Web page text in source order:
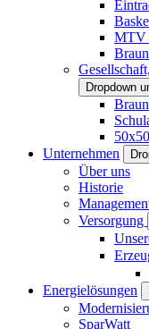
MTV
Dropdown
Unternehmen
Über uns
Historie
Versorgung
Energielösungen
SparWatt